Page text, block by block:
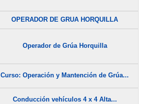
OPERADOR DE GRUA HORQUILLA
Operador de Grúa Horquilla
Curso: Operación y Mantención de Grúa...
Conducción vehículos 4 x 4 Alta...